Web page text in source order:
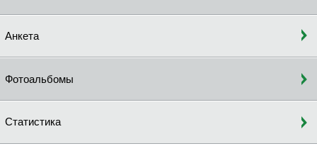
Анкета
Фотоальбомы
Статистика